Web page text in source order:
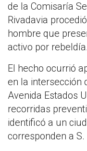
de la Comisaría
Rivadavia
hombre que
activo por rebeldía
El hecho ocurrió
en la intersección
Avenida Estados
recorridas
identificó a un
corresponden a S.